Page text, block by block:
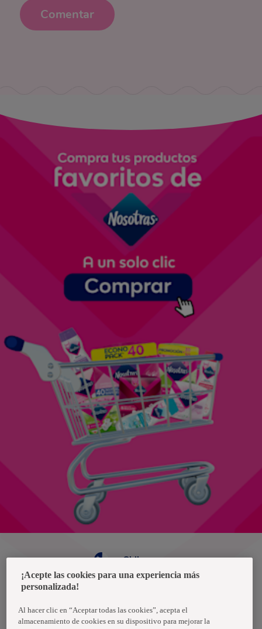
Comentar
Términos y condiciones
Chile
¡Acepte las cookies para una experiencia más
personalizada!
Al hacer clic en “Aceptar todas las cookies”, acepta el
almacenamiento de cookies en su dispositivo para mejorar la